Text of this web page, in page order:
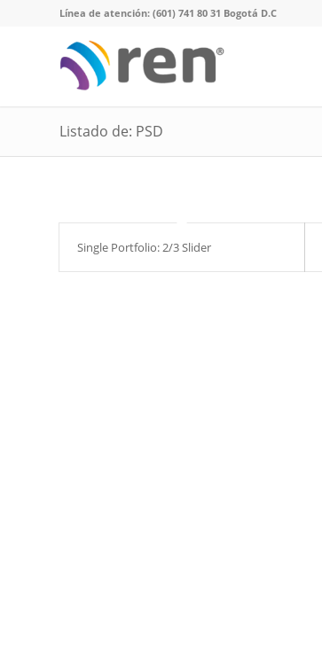
Línea de atención: (601) 741 80 31 Bogotá D.C
Listado de: PSD
Single Portfolio: 2/3 Slider